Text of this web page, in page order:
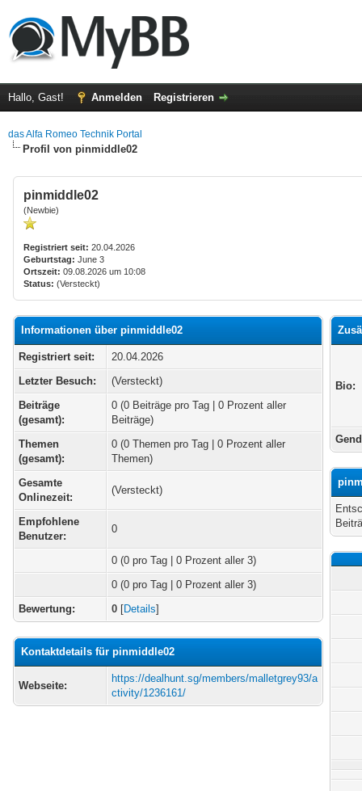
Hallo, Gast! Anmelden Registrieren
das Alfa Romeo Technik Portal
Profil von pinmiddle02
pinmiddle02
(Newbie)
Registriert seit: 20.04.2026
Geburtstag: June 3
Ortszeit: 09.08.2026 um 10:08
Status: (Versteckt)
Informationen über pinmiddle02
Registriert seit:
20.04.2026
Letzter Besuch:
(Versteckt)
Beiträge
(gesamt):
0 (0 Beiträge pro Tag | 0 Prozent aller
Beiträge)
Themen
(gesamt):
0 (0 Themen pro Tag | 0 Prozent aller
Themen)
Gesamte
Onlinezeit:
(Versteckt)
Empfohlene
Benutzer:
0
0 (0 pro Tag | 0 Prozent aller 3)
0 (0 pro Tag | 0 Prozent aller 3)
Bewertung:
0 [Details]
Kontaktdetails für pinmiddle02
Webseite:
https://dealhunt.sg/members/malletgrey93/a
ctivity/1236161/
Bio: